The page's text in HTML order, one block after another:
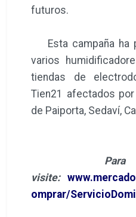
futuros.
Esta campaña ha
varios
tiendas de
Tien21 afectados
de Paiporta, Sedaví,
Para
visite:
omprar/